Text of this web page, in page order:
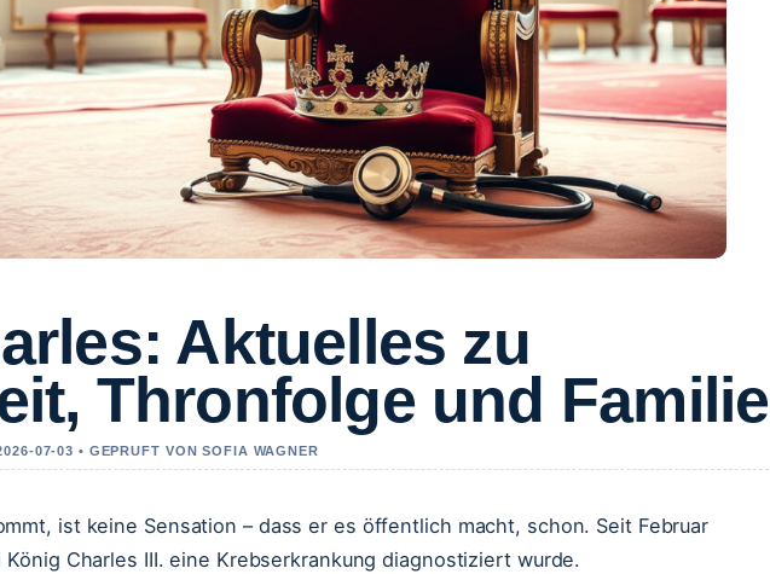
Aktuelles zu
Thronfolge und Familie
07-03 • GEPRUFT VON SOFIA WAGNER
ist keine Sensation – dass er es öffentlich macht, schon. Seit Februar
Charles III. eine Krebserkrankung diagnostiziert wurde.